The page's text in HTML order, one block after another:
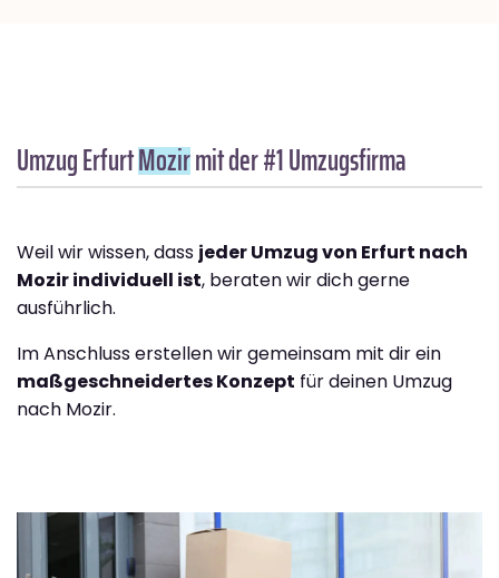
Umzug ErfurtMozirmit der #1 Umzugsfirma
Weil wir wissen, dass jeder Umzug von Erfurt nach
Mozir individuell ist, beraten wir dich gerne
ausführlich.
Im Anschluss erstellen wir gemeinsam mit dir ein
maßgeschneidertes Konzept für deinen Umzug
nach Mozir.